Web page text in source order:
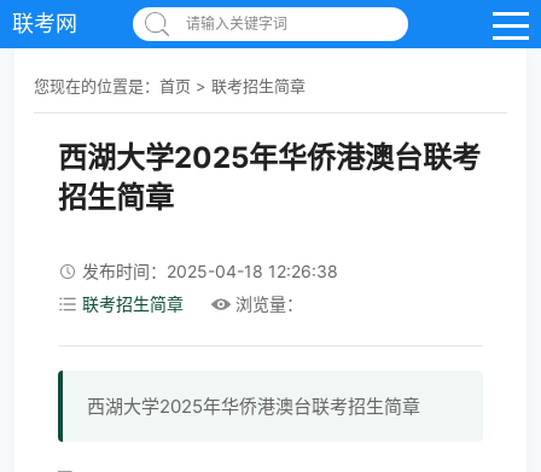
联考网 请输入关键字词
您现在的位置是： 首页 > 联考招生简章
西湖大学2025年华侨港澳台联考
招生简章
发布时间：2025-04-18 12:26:38
联考招生简章
浏览量：
西湖大学2025年华侨港澳台联考招生简章